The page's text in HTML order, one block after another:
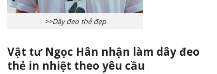
>>Dây đeo thẻ đẹp
Vật tư Ngọc Hân nhận làm dây đeo
thẻ in nhiệt theo yêu cầu